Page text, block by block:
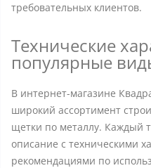
требовательных клиентов.
Технические
популярные
В интернет-магазине
широкий ассортимент
щетки по металлу. Каждый
описание с техническими
рекомендациями по